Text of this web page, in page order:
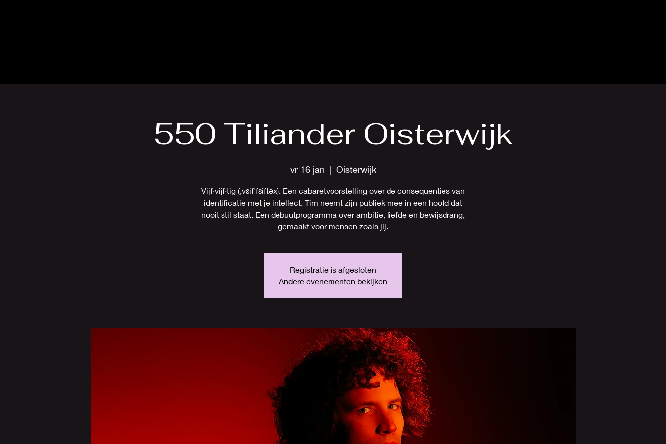
550 Tiliander Oisterwijk
vr 16 jan
  |
Oisterwijk
Vijf·vijf·tig (,vɛif'fɛiftəx). Een cabaretvoorstelling over de consequenties van
identificatie met je intellect. Tim neemt zijn publiek mee in een hoofd dat
nooit stil staat. Een debuutprogramma over ambitie, liefde en bewijsdrang,
gemaakt voor mensen zoals jij.
Registratie is afgesloten
Andere evenementen bekijken